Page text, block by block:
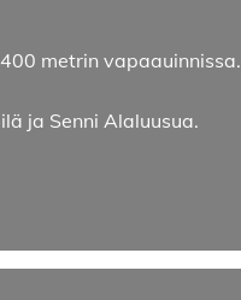
metrin vapaauinnissa.
ja Senni Alaluusua.